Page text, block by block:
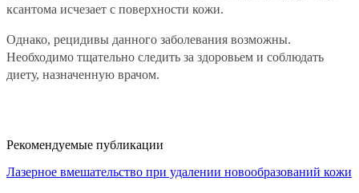
ксантома исчезает с поверхности кожи.
Однако, рецидивы данного заболевания возможны.
Необходимо тщательно следить за здоровьем и соблюдать
диету, назначенную врачом.
Рекомендуемые публикации
Лазерное вмешательство при удалении новообразований кожи